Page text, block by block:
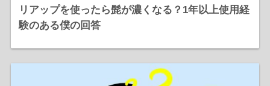
リアップを使ったら髭が濃くなる？1年以上使用経
験のある僕の回答